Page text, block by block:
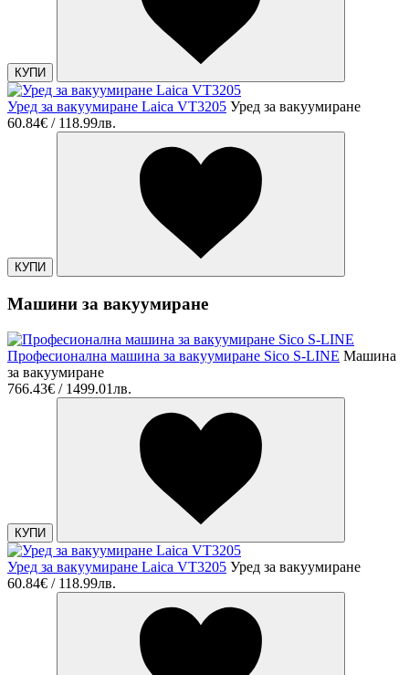
КУПИ
Уред за вакуумиране Laica VT3205 Уред за вакуумиране
60.84€ / 118.99лв.
КУПИ
Машини за вакуумиране
Професионална машина за вакуумиране Sico S-LINE Машина
за вакуумиране
766.43€ / 1499.01лв.
КУПИ
Уред за вакуумиране Laica VT3205 Уред за вакуумиране
60.84€ / 118.99лв.